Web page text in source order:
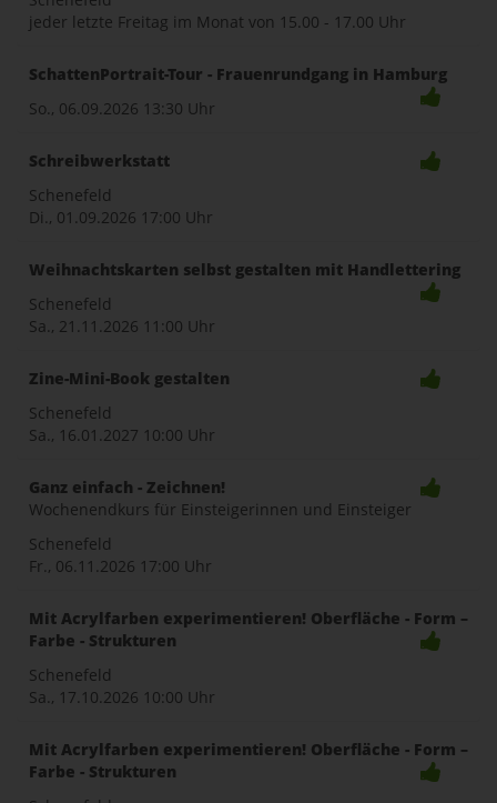
jeder letzte Freitag im Monat von 15.00 - 17.00 Uhr
SchattenPortrait-Tour - Frauenrundgang in Hamburg
So., 06.09.2026 13:30 Uhr
Schreibwerkstatt
Schenefeld
Di., 01.09.2026 17:00 Uhr
Weihnachtskarten selbst gestalten mit Handlettering
Schenefeld
Sa., 21.11.2026 11:00 Uhr
Zine-Mini-Book gestalten
Schenefeld
Sa., 16.01.2027 10:00 Uhr
Ganz einfach - Zeichnen!
Wochenendkurs für Einsteigerinnen und Einsteiger
Schenefeld
Fr., 06.11.2026 17:00 Uhr
Mit Acrylfarben experimentieren! Oberfläche - Form –
Farbe - Strukturen
Schenefeld
Sa., 17.10.2026 10:00 Uhr
Mit Acrylfarben experimentieren! Oberfläche - Form –
Farbe - Strukturen